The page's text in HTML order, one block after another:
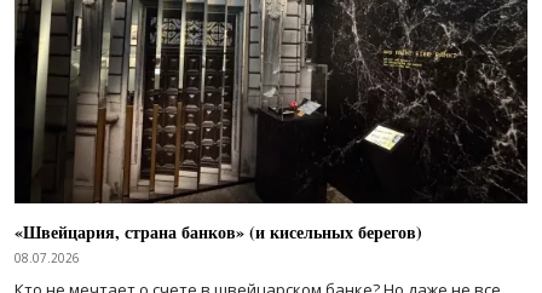
«Швейцария, страна банков» (и кисельных берегов)
08.07.2026